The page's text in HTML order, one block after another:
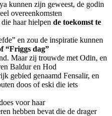
kunnen zijn geweest, de godin
overeenkomsten
haar hielpen de toekomst te
en zou de inspiratie kunnen
“Friggs dag”
Maar zij trouwde met Odin, en
Baldur en Hod
gebied genaamd Fensalir, en
doos of eski die iets
voor haar
hebben bevat die de drager